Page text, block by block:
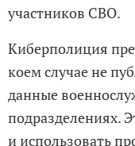
участников СВО.
Киберполиция
коем случае не
данные
подразделениях.
и использовать